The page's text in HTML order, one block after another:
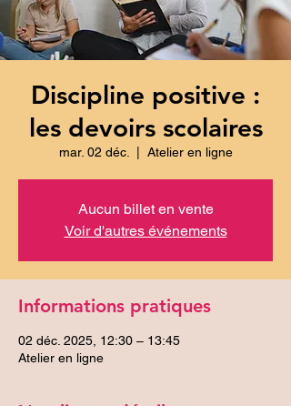
Discipline positive :
les devoirs scolaires
mar. 02 déc. Atelier en ligne
Aucun billet en vente
Voir d'autres événements
Informations pratiques
02 déc. 2025, 12:30 – 13:45
Atelier en ligne